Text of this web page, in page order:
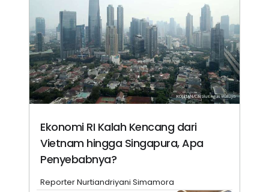
Ekonomi RI Kalah Kencang dari
Vietnam hingga Singapura, Apa
Penyebabnya?
Reporter Nurtiandriyani Simamora